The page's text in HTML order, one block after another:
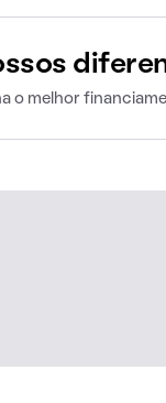
o melhor